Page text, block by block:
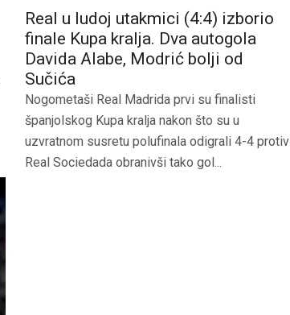
Real u ludoj utakmici (4:4) izborio
finale Kupa kralja. Dva autogola
Davida Alabe, Modrić bolji od
Sučića
Nogometaši Real Madrida prvi su finalisti
španjolskog Kupa kralja nakon što su u
uzvratnom susretu polufinala odigrali 4-4 protiv
Real Sociedada obranivši tako gol...